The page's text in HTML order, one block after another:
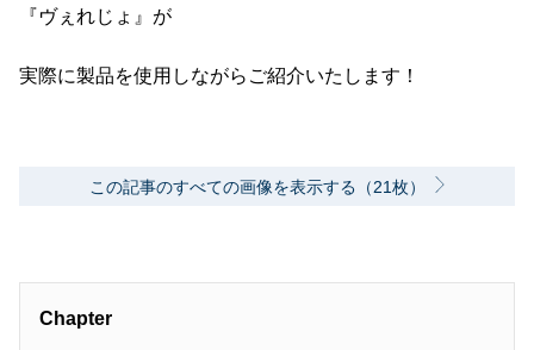
『ヴぇれじょ』が
実際に製品を使用しながらご紹介いたします！
この記事のすべての画像を表示する（21枚）
Chapter